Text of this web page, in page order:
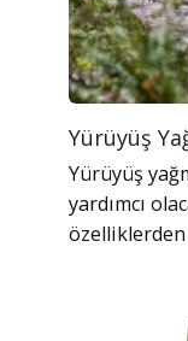
Yürüyüş
Yürüyüş
yardımcı
özelliklerden